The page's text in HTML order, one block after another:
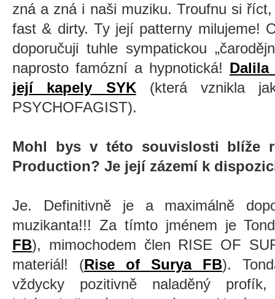
zná a zná i naši muziku. Troufnu si
fast & dirty. Ty její patterny milujeme!
doporučuji tuhle sympatickou „
naprosto famózní a hypnotická! Dalila
její kapely SYK(která vznikla
PSYCHOFAGIST).
Mohl bys v této souvislosti blíže
Production? Je její zázemí k
Je. Definitivně je a maximálně
muzikanta!!! Za tímto jménem je
FB), mimochodem člen RISE OF
materiál! (Rise of Surya FB).
vždycky pozitivně naladěný